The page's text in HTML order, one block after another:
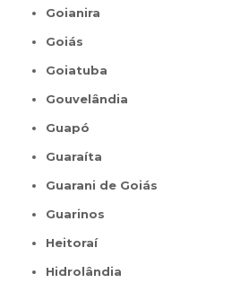
Goianira
Goiás
Goiatuba
Gouvelândia
Guapó
Guaraíta
Guarani de Goiás
Guarinos
Heitoraí
Hidrolândia